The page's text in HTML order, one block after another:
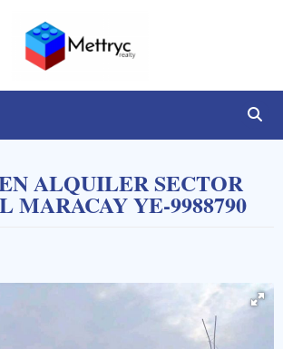
ALQUILER SECTOR
MARACAY YE-9988790